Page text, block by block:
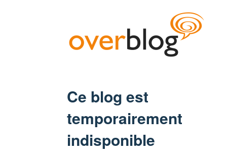
Ce blog est
temporairement
indisponible